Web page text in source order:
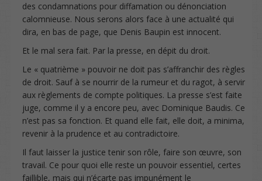
des condamnations pour diffamation ou dénonciation
calomnieuse. Nous serons alors face à une actualité qui
dira, en bas de page, que Denis Baupin est innocent.
Et le mal sera fait. Par la presse, en dépit du droit.
Le « quatrième » pouvoir ne doit pas s’affranchir des règles
de droit. Sauf à se nourrir de la rumeur et du ragot, à servir
aux règlements de compte politiques. La presse s’est faite
juge, comme il y a encore peu, avec Dominique Baudis. Ce
n’est pas sa fonction. Et quand elle fait, elle doit, a minima,
revenir à la prudence et au contradictoire.
Il faut laisser la justice tenir son rôle, faire son œuvre, son
travail. Ce pour quoi elle reste un pouvoir essentiel, certes
faillible, mais qui n’écarte pas impunément le